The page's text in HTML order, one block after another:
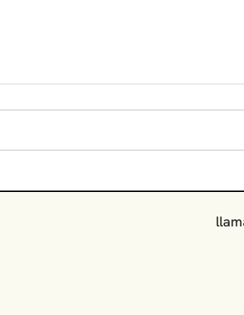
mercenario (1997 - 2026).